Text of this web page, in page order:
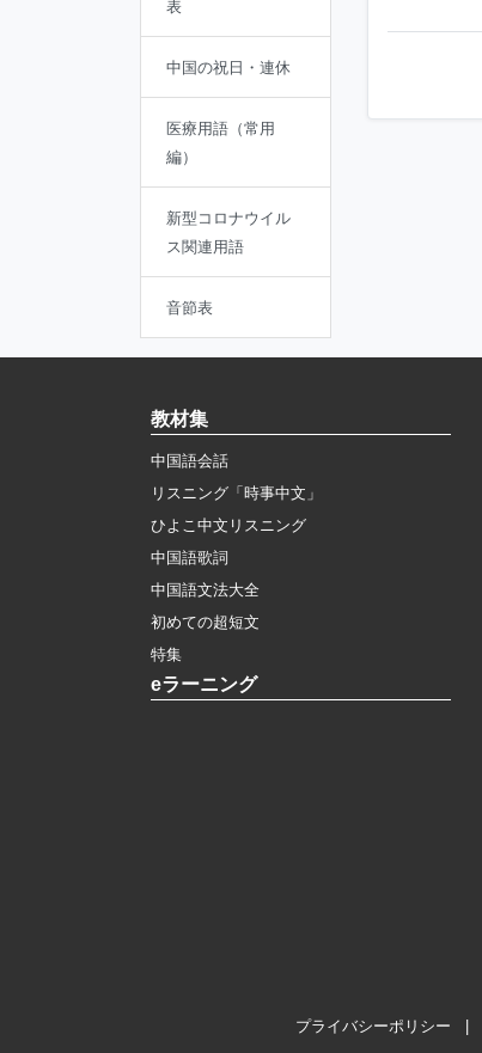
表
中国の祝日・連休
医療用語（常用
編）
新型コロナウイル
ス関連用語
音節表
教材集
中国語会話
リスニング「時事中文」
ひよこ中文リスニング
中国語歌詞
中国語文法大全
初めての超短文
特集
eラーニング
プライバシーポリシー